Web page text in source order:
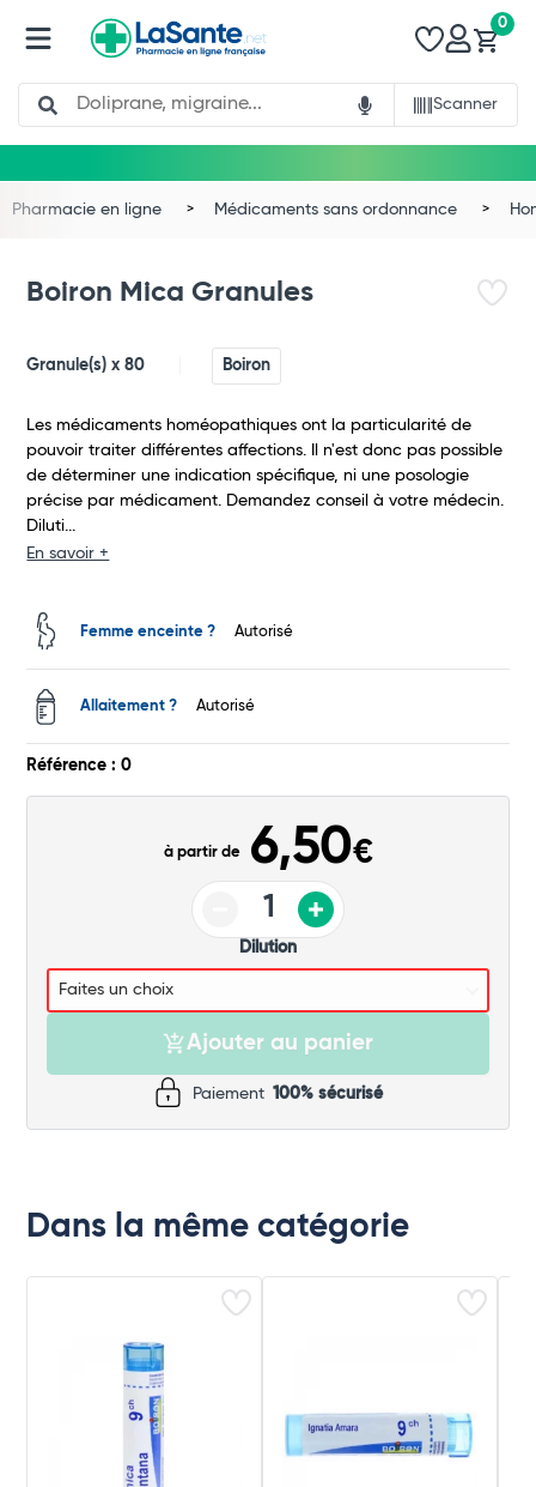
Search
Scanner
0
Commander
Pharmacie en ligne Médicaments sans ordonnance
Boiron Mica Granules
Granule(s) x 80 Boiron
Les médicaments homéopathiques ont la particularité de
pouvoir traiter différentes affections. Il n'est donc pas possible
de déterminer une indication spécifique, ni une posologie
précise par médicament. Demandez conseil à votre médecin.
Diluti...
En savoir +
Femme enceinte ? Autorisé
Allaitement ? Autorisé
Référence : 0
à partir de 6,50€
Dilution
Ajouter au panier
Paiement 100% sécurisé
Dans la même catégorie